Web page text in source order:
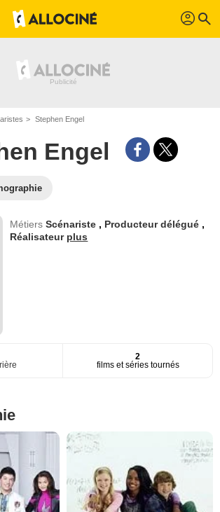
profil search
Stephen Engel
Engel
MétiersScénariste , Producteur délégué ,
Réalisateur plus
2
films et séries tournés